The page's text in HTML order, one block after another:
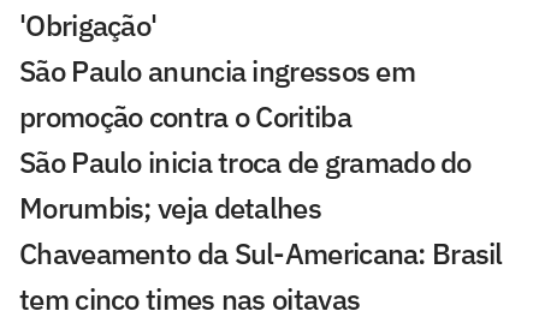
'Obrigação'
São Paulo anuncia ingressos em
promoção contra o Coritiba
São Paulo inicia troca de gramado do
Morumbis; veja detalhes
Chaveamento da Sul-Americana: Brasil
tem cinco times nas oitavas